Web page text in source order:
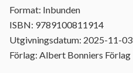
Format: Inbunden
ISBN: 9789100811914
Utgivningsdatum: 2025-11-03
Förlag: Albert Bonniers Förlag